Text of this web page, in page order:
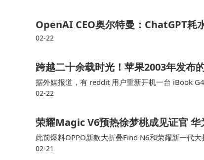
OpenAI CEO奥尔特曼：ChatGPT耗
02-22
跨越二十余载时光！苹果2003年发布
据外媒报道，有 reddit 用户重新开机一台 iBook
Wi-Fi，并从苹果服务器下载系统补丁文件，引发不
02-22
荣耀Magic V6预热徐梦桃成见证官
此前爆料OPPO新款大折叠Find N6和荣耀新一代
V6这台尚未发布的新一代折叠屏旗舰，今日网上有
02-21